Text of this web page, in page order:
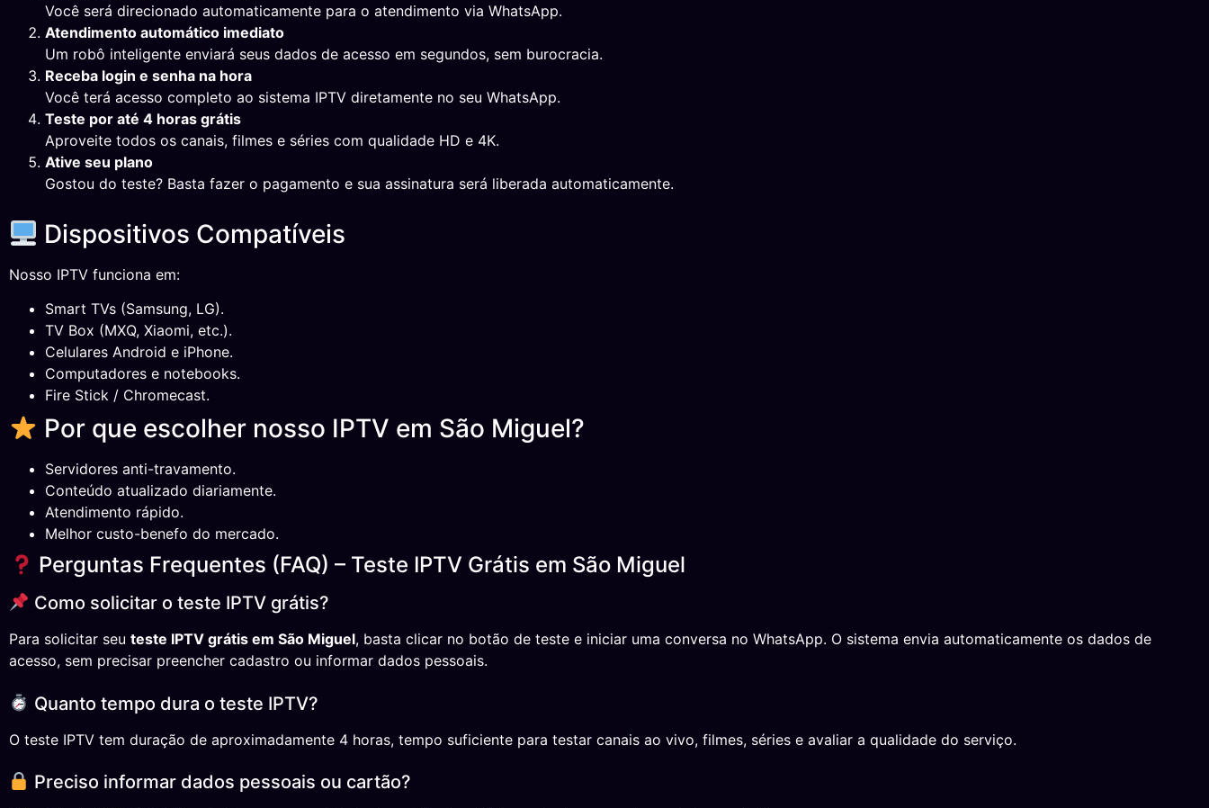
Você será direcionado automaticamente para o atendimento via WhatsApp.
Atendimento automático imediato
Um robô inteligente enviará seus dados de acesso em segundos, sem burocracia.
Receba login e senha na hora
Você terá acesso completo ao sistema IPTV diretamente no seu WhatsApp.
Teste por até 4 horas grátis
Aproveite todos os canais, filmes e séries com qualidade HD e 4K.
Ative seu plano
Gostou do teste? Basta fazer o pagamento e sua assinatura será liberada automaticamente.
Dispositivos Compatíveis
Nosso IPTV funciona em:
Smart TVs (Samsung, LG).
TV Box (MXQ, Xiaomi, etc.).
Celulares Android e iPhone.
Computadores e notebooks.
Fire Stick / Chromecast.
Por que escolher nosso IPTV em São Miguel?
Servidores anti-travamento.
Conteúdo atualizado diariamente.
Atendimento rápido.
Melhor custo-benefo do mercado.
Perguntas Frequentes (FAQ) – Teste IPTV Grátis em São Miguel
Como solicitar o teste IPTV grátis?
Para solicitar seu teste IPTV grátis em São Miguel, basta clicar no botão de teste e iniciar uma conversa no WhatsApp. O sistema envia automaticamente os dados de
acesso, sem precisar preencher cadastro ou informar dados pessoais.
Quanto tempo dura o teste IPTV?
O teste IPTV tem duração de aproximadamente 4 horas, tempo suficiente para testar canais ao vivo, filmes, séries e avaliar a qualidade do serviço.
Preciso informar dados pessoais ou cartão?